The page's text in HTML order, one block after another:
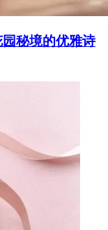
秘境的优雅诗